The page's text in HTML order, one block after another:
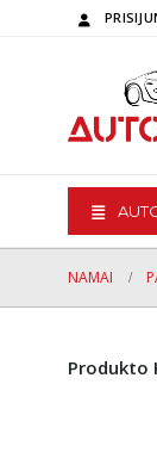
NAMAI
Produkto